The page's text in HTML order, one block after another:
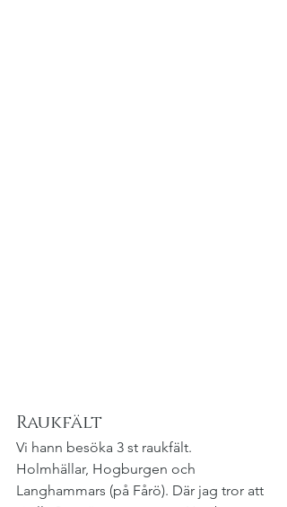
Raukfält
Vi hann besöka 3 st raukfält.
Holmhällar, Hogburgen och
Langhammars (på Fårö). Där jag tror att